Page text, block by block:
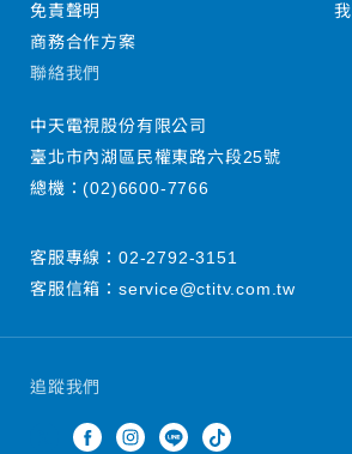
追蹤我們
免責聲明
商務合作方案
聯絡我們
中天電視股份有限公司
臺北市內湖區民權東路六段25號
總機：(02)6600-7766
客服專線： 02-2792-3151
客服信箱： service@ctitv.com.tw